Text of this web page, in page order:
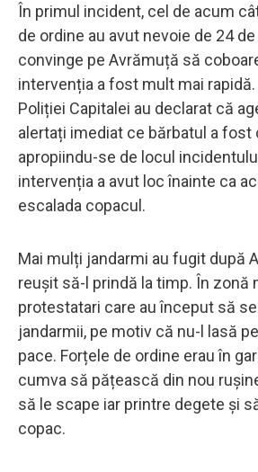
În primul incident, cel de acum
de ordine au avut nevoie de 24
convinge pe Avrămuță să
intervenția a fost mult mai
Poliției Capitalei au declarat că
alertați imediat ce bărbatul a fost
apropiindu-se de locul
intervenția a avut loc înainte ca
escalada copacul.
Mai mulți jandarmi au fugit după
reușit să-l prindă la timp. În zonă
protestatari care au început să
jandarmii, pe motiv că nu-l lasă
pace. Forțele de ordine erau în
cumva să pățească din nou
să le scape iar printre degete și
copac.